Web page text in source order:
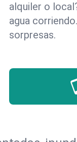
alquiler o
agua
sorpresas.